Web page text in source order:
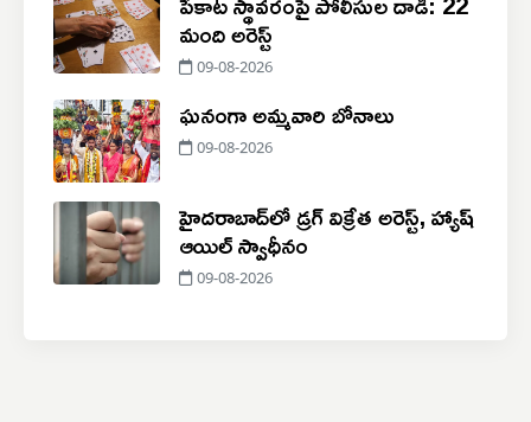
మంది అరెస్ట్
09-08-2026
ఘనంగా అమ్మవారి బోనాలు
09-08-2026
హైదరాబాద్‌లో డ్రగ్ విక్రేత అరెస్ట్, హ్యాష్
ఆయిల్ స్వాధీనం
09-08-2026